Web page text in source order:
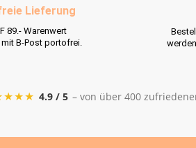
Lieferung
89.- Warenwert
mit B-Post portofrei.
4.9 / 5 – von über 400